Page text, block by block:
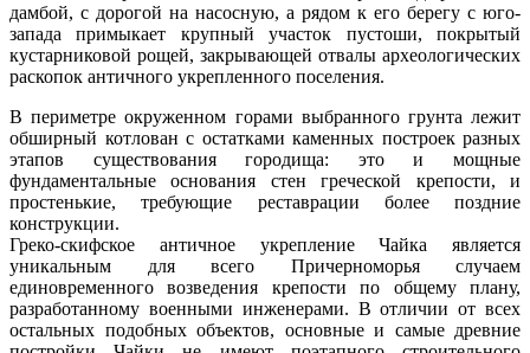
дамбой, с дорогой на насосную, а рядом к его берегу с юго-
запада примыкает крупный участок пустоши, покрытый
кустарниковой рощей, закрывающей отвалы археологических
раскопок античного укрепленного поселения.
В периметре окруженном горами выбранного грунта лежит
обширный котлован с остатками каменных построек разных
этапов существования городища: это и мощные
фундаментальные основания стен греческой крепости, и
простенькие, требующие реставрации более поздние
конструкции.
Греко-скифское античное укрепление Чайка является
уникальным для всего Причерноморья случаем
единовременного возведения крепости по общему плану,
разработанному военными инженерами. В отличии от всех
остальных подобных объектов, основные и самые древние